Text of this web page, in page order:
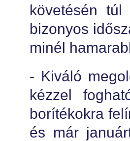
követésén
bizonyos
minél
- Kiváló
kézzel
borítékokra
és már